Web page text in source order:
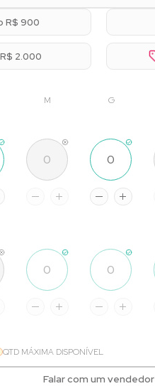
R$ 900
2.000
M G
QTD MÁXIMA DISPONÍVEL
Falar com um vendedor